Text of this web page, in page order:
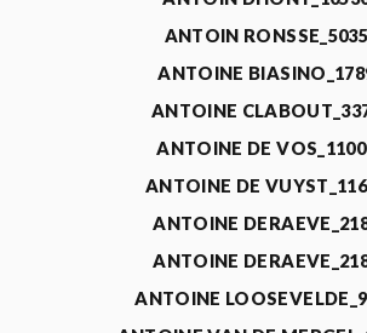
ANTOIN
ANTOINE
ANTOINE
ANTOINE DE
ANTOINE DE
ANTOINE
ANTOINE
ANTOINE